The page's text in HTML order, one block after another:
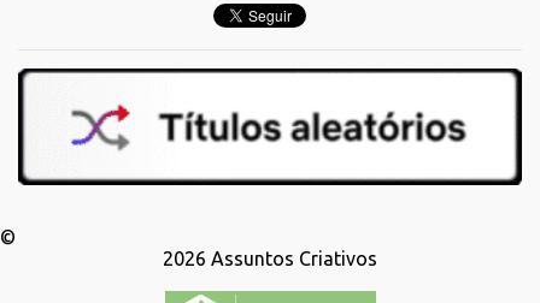
©
2026 Assuntos Criativos